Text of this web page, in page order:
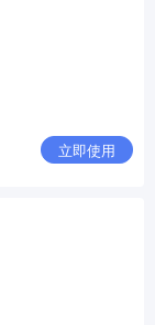
立即使用